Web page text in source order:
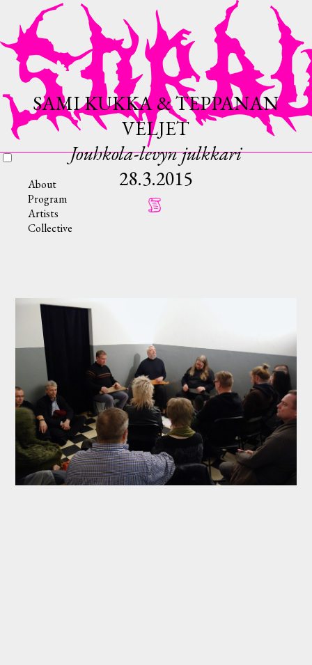
About
Program
Artists
Collective
SAMI KUKKA & TEPPANAN
VELJET
Jouhkola-levyn julkkari
28.3.2015